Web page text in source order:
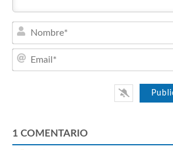
1 COMENTARIO